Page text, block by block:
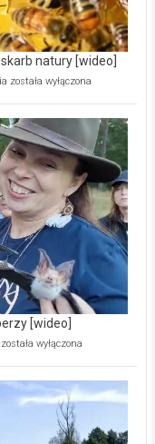
ścieków
[wideo]
natury [wideo]
Ekologiczne
–
prawdziwy
skarb
natury
[wideo]
została wyłączona
[wideo]
Ekologiczne
kamerą
wśród
została wyłączona